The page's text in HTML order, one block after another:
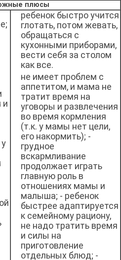
плюсы
и
ребенок быстро учится
глотать, потом жевать,
обращаться с
кухонными приборами,
вести себя за столом
как все.
не имеет проблем с
аппетитом, и мама не
тратит время на
уговоры и развлечения
во время кормления
(т.к. у мамы нет цели,
его накормить); -
грудное
вскармливание
продолжает играть
главную роль в
отношениях мамы и
малыша; - ребенок
быстрее адаптируется
к семейному рациону,
не надо тратить время
и силы на
приготовление
отдельных блюд; -